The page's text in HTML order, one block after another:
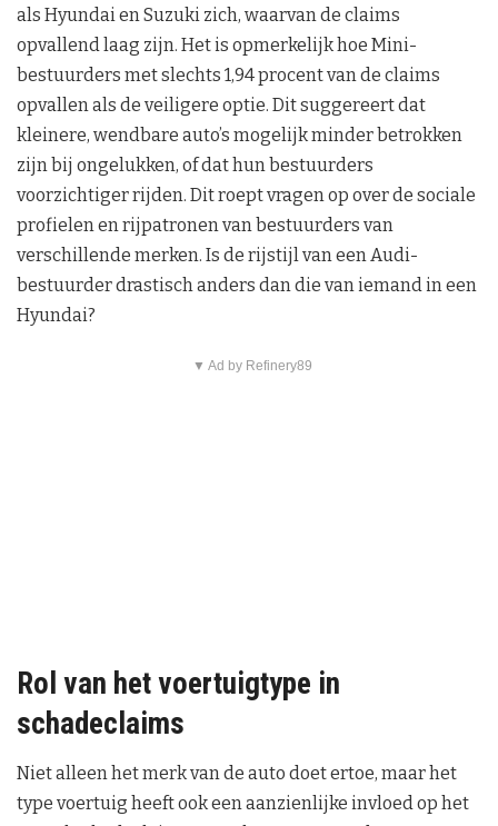
als Hyundai en Suzuki zich, waarvan de claims
opvallend laag zijn. Het is opmerkelijk hoe Mini-
bestuurders met slechts 1,94 procent van de claims
opvallen als de veiligere optie. Dit suggereert dat
kleinere, wendbare auto’s mogelijk minder betrokken
zijn bij ongelukken, of dat hun bestuurders
voorzichtiger rijden. Dit roept vragen op over de sociale
profielen en rijpatronen van bestuurders van
verschillende merken. Is de rijstijl van een Audi-
bestuurder drastisch anders dan die van iemand in een
Hyundai?
▼ Ad by Refinery89
Rol van het voertuigtype in
schadeclaims
Niet alleen het merk van de auto doet ertoe, maar het
type voertuig heeft ook een aanzienlijke invloed op het